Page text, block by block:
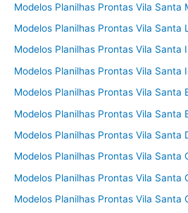
Modelos Planilhas Prontas Vila Santa
Modelos Planilhas Prontas Vila Santa
Modelos Planilhas Prontas Vila Santa
Modelos Planilhas Prontas Vila Santa
Modelos Planilhas Prontas Vila Santa
Modelos Planilhas Prontas Vila Santa
Modelos Planilhas Prontas Vila Santa
Modelos Planilhas Prontas Vila Santa
Modelos Planilhas Prontas Vila Santa
Modelos Planilhas Prontas Vila Santa